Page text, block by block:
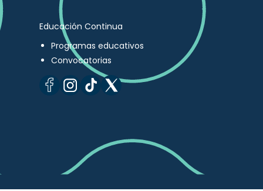
Educación Continua
Programas educativos
Convocatorias